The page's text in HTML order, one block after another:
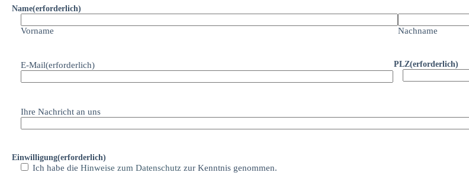
Name(erforderlich)
Vorname Nachname
E-Mail(erforderlich) PLZ(erforderlich)
Ihre Nachricht an uns
Einwilligung(erforderlich)
Ich habe die Hinweise zum Datenschutzzur Kenntnis genommen.